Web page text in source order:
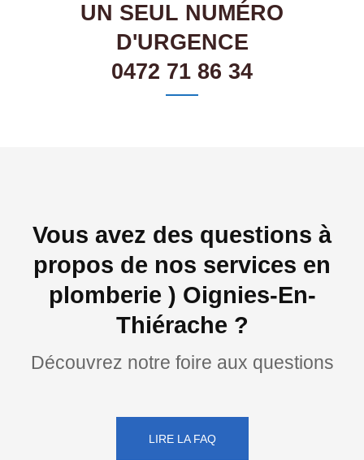
UN SEUL NUMÉRO
D'URGENCE
0472 71 86 34
Vous avez des questions à
propos de nos services en
plomberie ) Oignies-En-
Thiérache ?
Découvrez notre foire aux questions
LIRE LA FAQ